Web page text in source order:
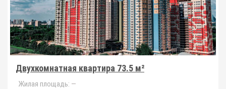
Двухкомнатная квартира 73.5 м²
Жилая площадь: —